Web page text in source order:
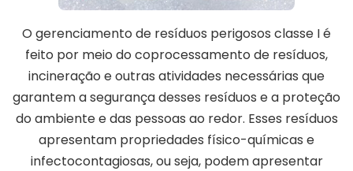
O gerenciamento de resíduos perigosos classe I é
feito por meio do coprocessamento de resíduos,
incineração e outras atividades necessárias que
garantem a segurança desses resíduos e a proteção
do ambiente e das pessoas ao redor. Esses resíduos
apresentam propriedades físico-químicas e
infectocontagiosas, ou seja, podem apresentar